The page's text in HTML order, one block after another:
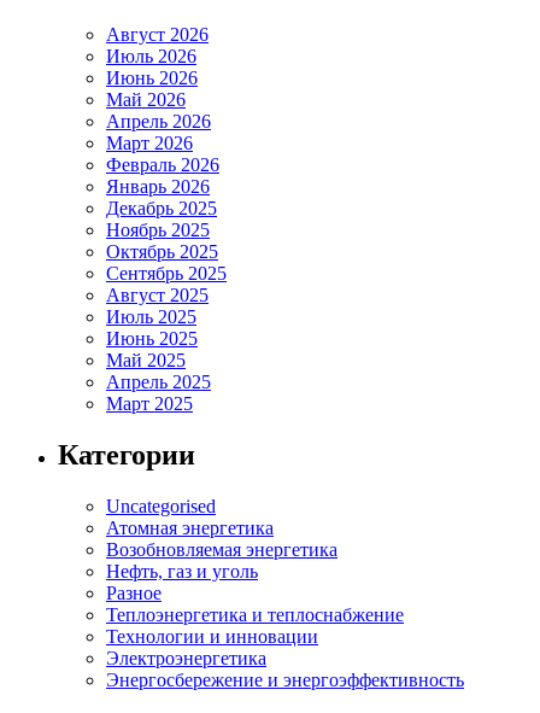
Август 2026
Июль 2026
Июнь 2026
Май 2026
Апрель 2026
Март 2026
Февраль 2026
Январь 2026
Декабрь 2025
Ноябрь 2025
Октябрь 2025
Сентябрь 2025
Август 2025
Июль 2025
Июнь 2025
Май 2025
Апрель 2025
Март 2025
Категории
Uncategorised
Атомная энергетика
Возобновляемая энергетика
Нефть, газ и уголь
Разное
Теплоэнергетика и теплоснабжение
Технологии и инновации
Электроэнергетика
Энергосбережение и энергоэффективность